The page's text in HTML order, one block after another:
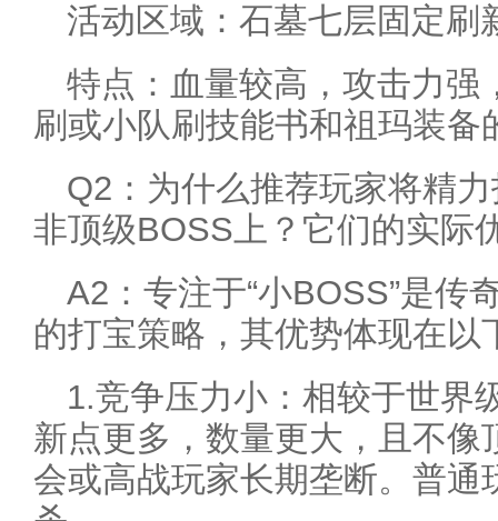
活动区域：石墓七层固定刷
特点：血量较高，攻击力强
刷或小队刷技能书和祖玛装备
Q2：为什么推荐玩家将精
非顶级BOSS上？它们的实际
A2：专注于“小BOSS”是传
的打宝策略，其优势体现在以
1.竞争压力小：相较于世界
新点更多，数量更大，且不
会或高战玩家长期垄断。普通